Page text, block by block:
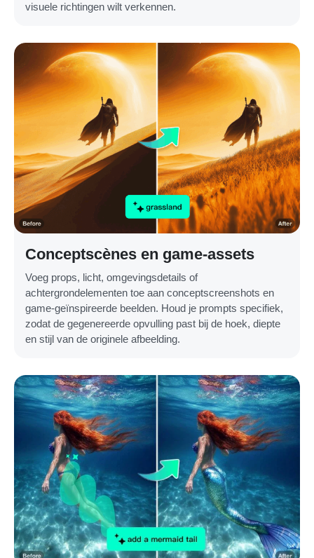
visuele richtingen wilt verkennen.
Conceptscènes en game-assets
Voeg props, licht, omgevingsdetails of
achtergrondelementen toe aan conceptscreenshots en
game-geïnspireerde beelden. Houd je prompts specifiek,
zodat de gegenereerde opvulling past bij de hoek, diepte
en stijl van de originele afbeelding.